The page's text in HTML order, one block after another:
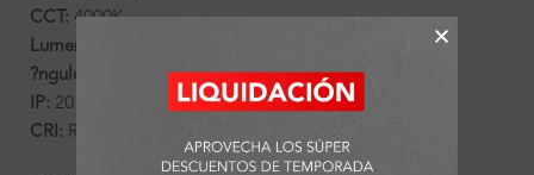
CCT: 4000K
Lumens:
?ngulo:
IP: 20
CRI: Ra>90